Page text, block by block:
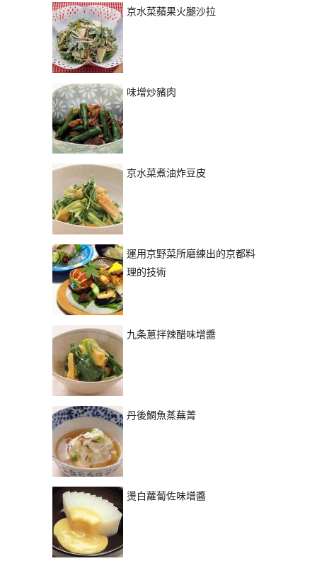
京水菜蘋果火腿沙拉
味增炒豬肉
京水菜煮油炸豆皮
運用京野菜所磨練出的京都料
理的技術
九条蔥拌辣醋味增醬
丹後鯛魚蒸蕪菁
燙白蘿蔔佐味增醬